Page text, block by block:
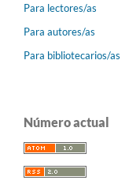
Para lectores/as
Para autores/as
Para bibliotecarios/as
Número actual